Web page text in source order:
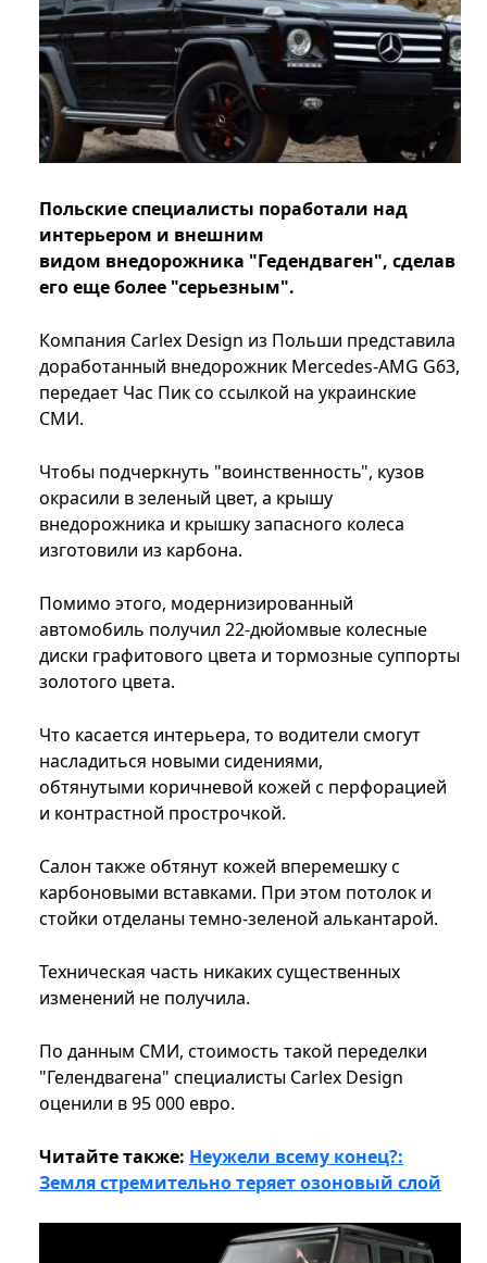
Польские специалисты поработали над
интерьером и внешним
видом внедорожника "Гедендваген", сделав
его еще более "серьезным".
Компания Carlex Design из Польши представила
доработанный внедорожник Mercedes-AMG G63,
передает Час Пик со ссылкой на украинские
СМИ.
Чтобы подчеркнуть "воинственность", кузов
окрасили в зеленый цвет, а крышу
внедорожника и крышку запасного колеса
изготовили из карбона.
Помимо этого, модернизированный
автомобиль получил 22-дюйомвые колесные
диски графитового цвета и тормозные суппорты
золотого цвета.
Что касается интерьера, то водители смогут
насладиться новыми сидениями,
обтянутыми коричневой кожей с перфорацией
и контрастной прострочкой.
Салон также обтянут кожей вперемешку с
карбоновыми вставками. При этом потолок и
стойки отделаны темно-зеленой алькантарой.
Техническая часть никаких существенных
изменений не получила.
По данным СМИ, стоимость такой переделки
"Гелендвагена" специалисты Carlex Design
оценили в 95 000 евро.
Читайте также: Неужели всему конец?:
Земля стремительно теряет озоновый слой